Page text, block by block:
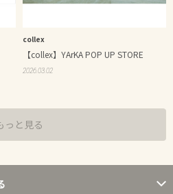
collex
【collex】YArKA POP UP STORE
2026.03.02
っと見る